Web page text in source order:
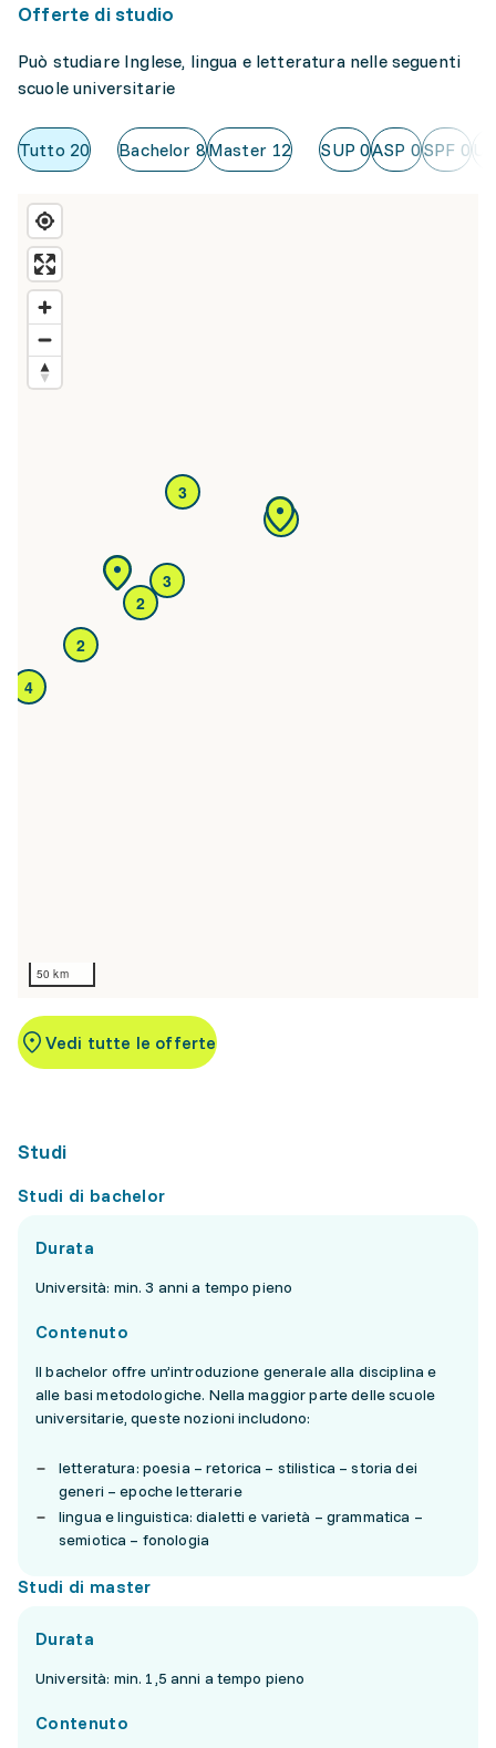
Offerte di studio
Può studiare Inglese, lingua e letteratura nelle seguenti
scuole universitarie
Tutto 20 Bachelor 8Master12 SUP 0ASP 0SPF 0
3
2
2
3
4
4
50 km
Vedi tutte le offerte
Studi
Studi di bachelor
Durata
Università: min. 3 anni a tempo pieno
Contenuto
Il bachelor offre un’introduzione generale alla disciplina e
alle basi metodologiche. Nella maggior parte delle scuole
universitarie, queste nozioni includono:
letteratura: poesia – retorica – stilistica – storia dei
generi – epoche letterarie
lingua e linguistica: dialetti e varietà – grammatica –
semiotica – fonologia
Studi di master
Durata
Università: min. 1,5 anni a tempo pieno
Contenuto